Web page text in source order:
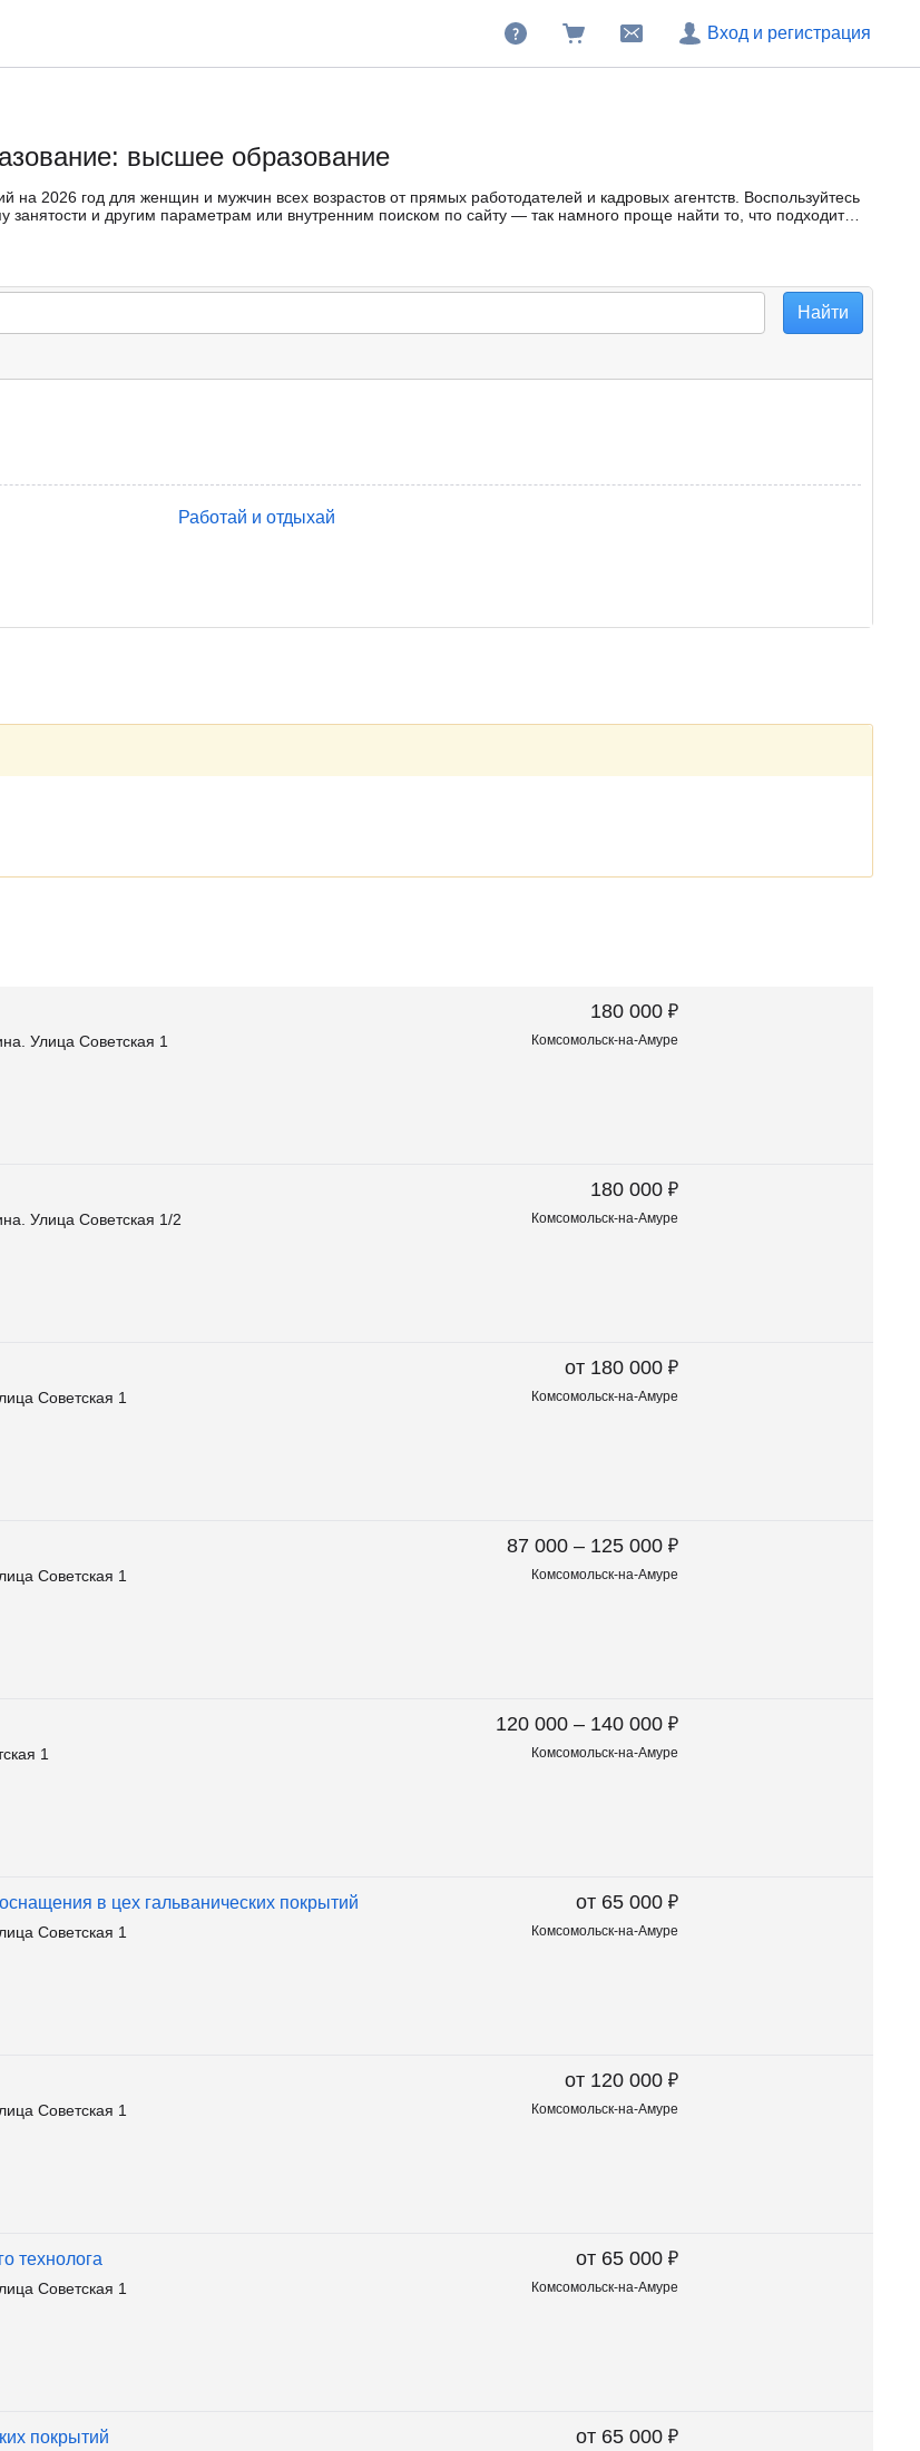
Вход и регистрация
высшее образование
2026 год для женщин и мужчин всех возрастов от прямых работодателей и кадровых агентств. Воспользуйтесь
и другим параметрам или внутренним поиском по сайту — так намного проще найти то, что подходит
Работай и отдыхай
180 000 ₽
Комсомольск-на-Амуре
Улица Советская 1
180 000 ₽
Комсомольск-на-Амуре
Улица Советская 1/2
от 180 000 ₽
Комсомольск-на-Амуре
Советская 1
87 000 – 125 000 ₽
Комсомольск-на-Амуре
Советская 1
120 000 – 140 000 ₽
Комсомольск-на-Амуре
1
от 65 000 ₽
Комсомольск-на-Амуре
в цех гальванических покрытий
Советская 1
от 120 000 ₽
Комсомольск-на-Амуре
Советская 1
от 65 000 ₽
Комсомольск-на-Амуре
технолога
Советская 1
от 65 000 ₽
покрытий